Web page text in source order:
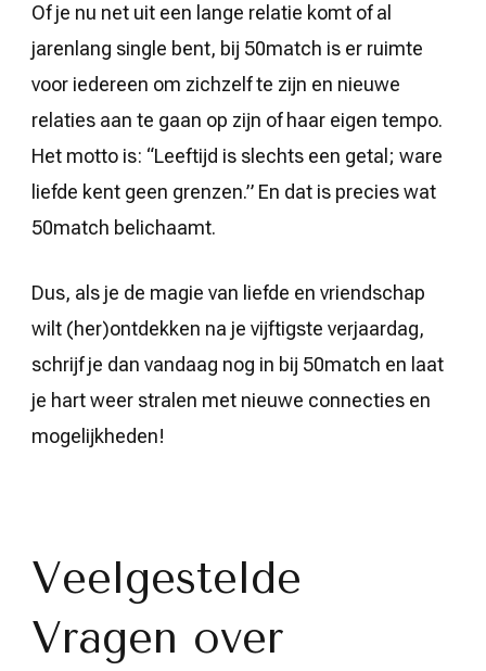
Of je nu net uit een lange relatie komt of al
jarenlang single bent, bij 50match is er ruimte
voor iedereen om zichzelf te zijn en nieuwe
relaties aan te gaan op zijn of haar eigen tempo.
Het motto is: “Leeftijd is slechts een getal; ware
liefde kent geen grenzen.” En dat is precies wat
50match belichaamt.
Dus, als je de magie van liefde en vriendschap
wilt (her)ontdekken na je vijftigste verjaardag,
schrijf je dan vandaag nog in bij 50match en laat
je hart weer stralen met nieuwe connecties en
mogelijkheden!
Veelgestelde
Vragen over